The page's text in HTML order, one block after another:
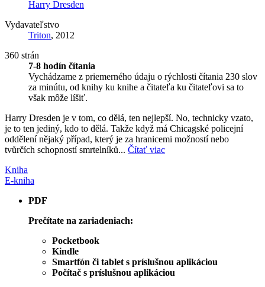
Harry Dresden
Vydavateľstvo
Triton, 2012
360 strán
7-8 hodín čítania
Vychádzame z priemerného údaju o rýchlosti čítania 230 slov
za minútu, od knihy ku knihe a čitateľa ku čitateľovi sa to
však môže líšiť.
Harry Dresden je v tom, co dělá, ten nejlepší. No, technicky vzato,
je to ten jediný, kdo to dělá. Takže když má Chicagské policejní
oddělení nějaký případ, který je za hranicemi možností nebo
tvůrčích schopností smrtelníků... Čítať viac
Kniha
E-kniha
PDF
Prečítate na zariadeniach:
Pocketbook
Kindle
Smartfón či tablet s príslušnou aplikáciou
Počítač s príslušnou aplikáciou